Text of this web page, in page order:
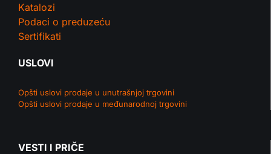
Katalozi
Podaci o preduzeću
Sertifikati
USLOVI
Opšti uslovi prodaje u unutrašnjoj trgovini
Opšti uslovi prodaje u međunarodnoj trgovini
VESTI I PRIČE